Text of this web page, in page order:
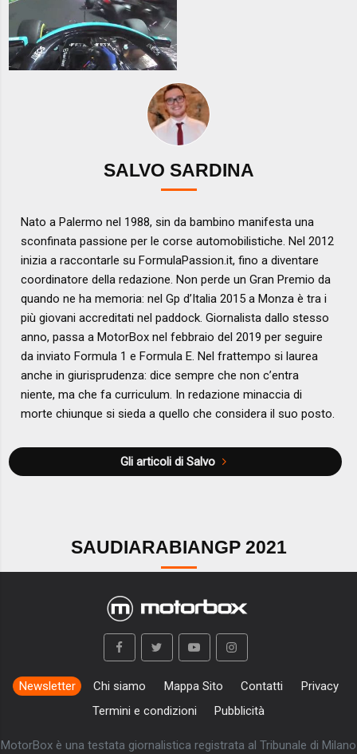
SALVO SARDINA
Nato a Palermo nel 1988, sin da bambino manifesta una
sconfinata passione per le corse automobilistiche. Nel 2012
inizia a raccontarle su FormulaPassion.it, fino a diventare
coordinatore della redazione. Non perde un Gran Premio da
quando ne ha memoria: nel Gp d’Italia 2015 a Monza è tra i
più giovani accreditati nel paddock. Giornalista dallo stesso
anno, passa a MotorBox nel febbraio del 2019 per seguire
da inviato Formula 1 e Formula E. Nel frattempo si laurea
anche in giurisprudenza: dice sempre che non c’entra
niente, ma che fa curriculum. In redazione minaccia di
morte chiunque si sieda a quello che considera il suo posto.
Gli articoli di Salvo
SAUDIARABIANGP 2021
Newsletter Chi siamo Mappa Sito Contatti
Privacy
Termini e condizioni
Pubblicità
MotorBox è una testata giornalistica registrata al Tribunale di Milano